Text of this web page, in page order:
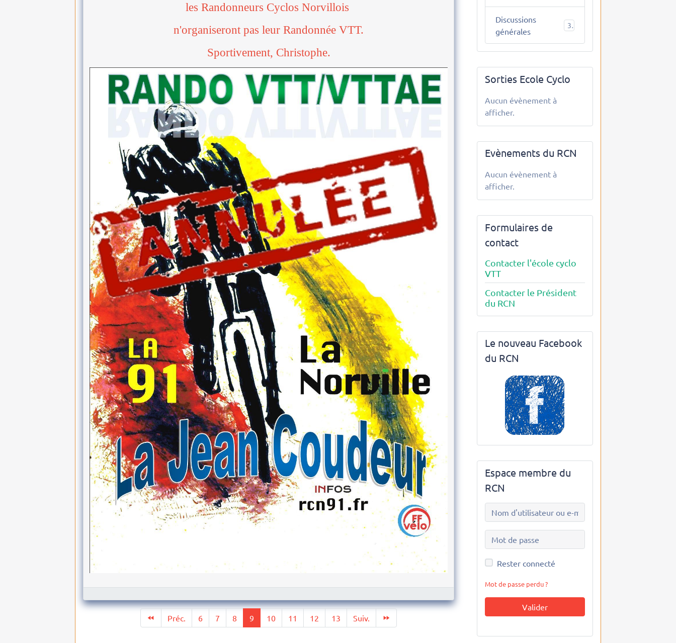
les Randonneurs Cyclos Norvillois
n'organiseront pas leur Randonnée VTT.
Sportivement, Christophe.
Préc. 6 7 8 9 10 11 12 13 Suiv.
Discussions
générales
3
Sorties Ecole Cyclo
Aucun évènement à
afficher.
Evènements du RCN
Aucun évènement à
afficher.
Formulaires de
contact
Contacter l'école cyclo
VTT
Contacter le Président
du RCN
Le nouveau Facebook
du RCN
Espace membre du
RCN
Rester connecté
Mot de passe perdu ?
Valider